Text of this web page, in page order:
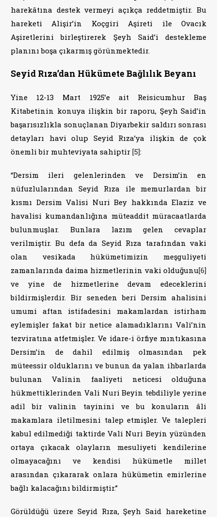
harekâtına destek vermeyi açıkça reddetmiştir. Bu
hareketi Alişir’in Koçgiri Aşireti ile Ovacık
Aşiretlerini birleştirerek Şeyh Said’i destekleme
planını boşa çıkarmış görünmektedir.
Seyid Rıza’dan Hükümete Bağlılık Beyanı
Yine 12-13 Mart 1925’e ait Reisicumhur Baş
Kitabetinin konuya ilişkin bir raporu, Şeyh Said’in
başarısızlıkla sonuçlanan Diyarbekir saldırı sonrası
detayları havi olup Seyid Rıza’ya ilişkin de çok
önemli bir muhteviyata sahiptir [5]:
“Dersim ileri gelenlerinden ve Dersim’in en
nüfuzlularından Seyid Rıza ile memurlardan bir
kısmı Dersim Valisi Nuri Bey hakkında Elaziz ve
havalisi kumandanlığına müteaddit müracaatlarda
bulunmuşlar. Bunlara lazım gelen cevaplar
verilmiştir. Bu defa da Seyid Rıza tarafından vaki
olan vesikada hükümetimizin meşguliyeti
zamanlarında daima hizmetlerinin vaki olduğunu[6]
ve yine de hizmetlerine devam edeceklerini
bildirmişlerdir. Bir seneden beri Dersim ahalisini
umumi aftan istifadesini makamlardan istirham
eylemişler fakat bir netice alamadıklarını Vali’nin
tezviratına atfetmişler. Ve idare-i örfiye mıntıkasına
Dersim’in de dahil edilmiş olmasından pek
müteessir olduklarını ve bunun da yalan ihbarlarda
bulunan Valinin faaliyeti neticesi olduğuna
hükmettiklerinden Vali Nuri Beyin tebdiliyle yerine
adil bir valinin tayinini ve bu konuların âli
makamlara iletilmesini talep etmişler. Ve talepleri
kabul edilmediği taktirde Vali Nuri Beyin yüzünden
ortaya çıkacak olayların mesuliyeti kendilerine
olmayacağını ve kendisi hükümetle millet
arasından çıkararak onlara hükümetin emirlerine
bağlı kalacağını bildirmiştir.”
Görüldüğü üzere Seyid Rıza, Şeyh Said hareketine